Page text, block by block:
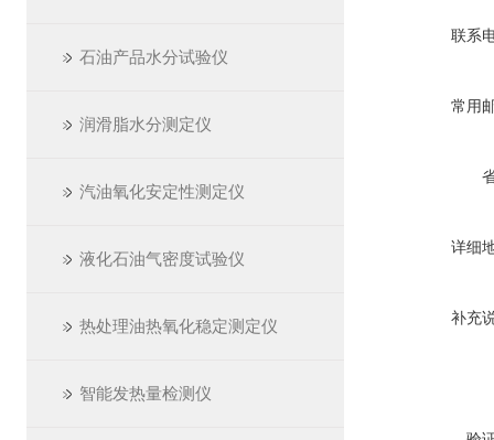
石油产品水分试验仪
润滑脂水分测定仪
汽油氧化安定性测定仪
液化石油气密度试验仪
热处理油热氧化稳定测定仪
智能发热量检测仪
联系
常用
详细
补充